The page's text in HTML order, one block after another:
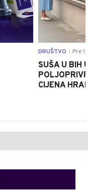
DRUŠTVO Pre 1
SUŠA U BIH
CIJENA